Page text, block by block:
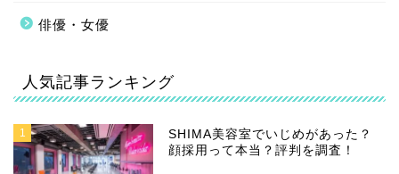
俳優・女優
人気記事ランキング
1
SHIMA美容室でいじめがあった？
顔採用って本当？評判を調査！